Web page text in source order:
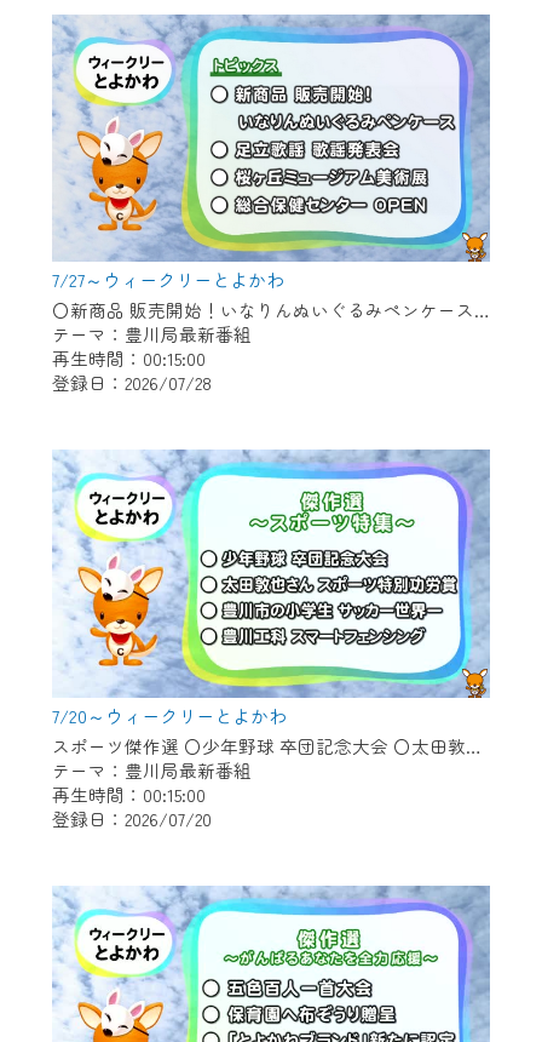
7/27～ウィークリーとよかわ
〇新商品 販売開始！いなりんぬいぐるみペンケース 〇足立歌謡 歌謡発表会 〇桜ヶ丘ミュージアム美術展 〇総合保健センター OPEN
テーマ：豊川局最新番組
再生時間：00:15:00
登録日：2026/07/28
7/20～ウィークリーとよかわ
スポーツ傑作選 〇少年野球 卒団記念大会 〇太田敦也さん スポーツ特別功労賞 〇豊川市の小学生 サッカー世界一 〇豊川工科 スマートフェンシング
テーマ：豊川局最新番組
再生時間：00:15:00
登録日：2026/07/20
テナンス中」になり、ご利用いただけませ
ん。
ご不便をおかけいたしますが、ご了承の程
よろしくお願いいたします。